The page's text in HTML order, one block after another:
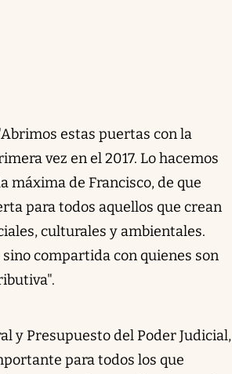
estas puertas con la
vez en el 2017. Lo hacemos
máxima de Francisco, de que
para todos aquellos que crean
culturales y ambientales.
compartida con quienes son
y Presupuesto del Poder Judicial,
para todos los que